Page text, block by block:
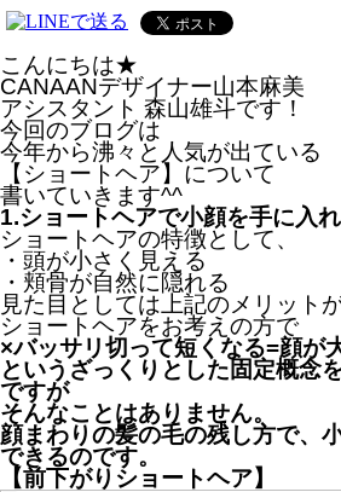
こんにちは★
CANAANデザイナー山本麻美
アシスタント 森山雄斗です！
今回のブログは
今年から沸々と人気が出ている
【ショートヘア】について
書いていきます^^
1.ショートヘアで小顔を手に入
ショートヘアの特徴として、
・頭が小さく見える
・頬骨が自然に隠れる
見た目としては上記のメリット
ショートヘアをお考えの方で
×バッサリ切って短くなる=顔が
というざっくりとした固定概念
ですが
そんなことはありません。
顔まわりの髪の毛の残し方で、
できるのです。
【前下がりショートヘア】